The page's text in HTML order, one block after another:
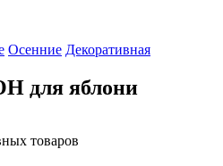
Осенние Декоративная
для яблони
товаров